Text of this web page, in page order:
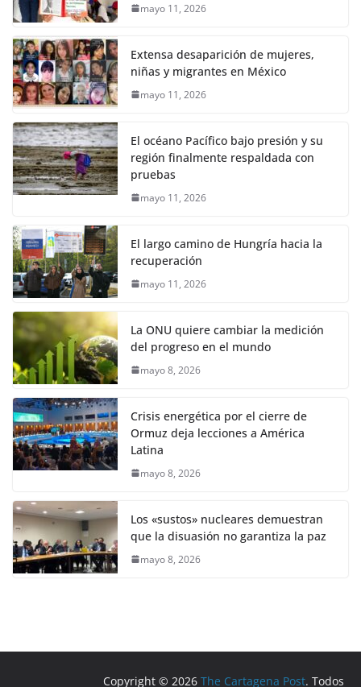
mayo 11, 2026
Extensa desaparición de mujeres,
niñas y migrantes en México
mayo 11, 2026
El océano Pacífico bajo presión y su
región finalmente respaldada con
pruebas
mayo 11, 2026
El largo camino de Hungría hacia la
recuperación
mayo 11, 2026
La ONU quiere cambiar la medición
del progreso en el mundo
mayo 8, 2026
Crisis energética por el cierre de
Ormuz deja lecciones a América
Latina
mayo 8, 2026
Los «sustos» nucleares demuestran
que la disuasión no garantiza la paz
mayo 8, 2026
Copyright © 2026The Cartagena Post. Todos